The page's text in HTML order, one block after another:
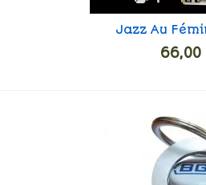
Ajouter
Jazz Au
Serre-Livres Et
66,00